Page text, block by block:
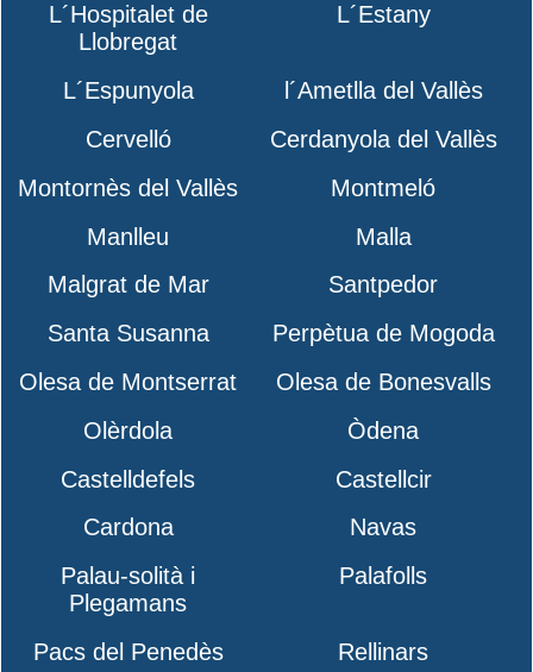
L´Hospitalet de
Llobregat
L´Estany
L´Espunyola
l´Ametlla del Vallès
Cervelló
Cerdanyola del Vallès
Montornès del Vallès
Montmeló
Manlleu
Malla
Malgrat de Mar
Santpedor
Santa Susanna
Perpètua de Mogoda
Olesa de Montserrat
Olesa de Bonesvalls
Olèrdola
Òdena
Castelldefels
Castellcir
Cardona
Navas
Palau-solità i
Plegamans
Palafolls
Pacs del Penedès Rellinars